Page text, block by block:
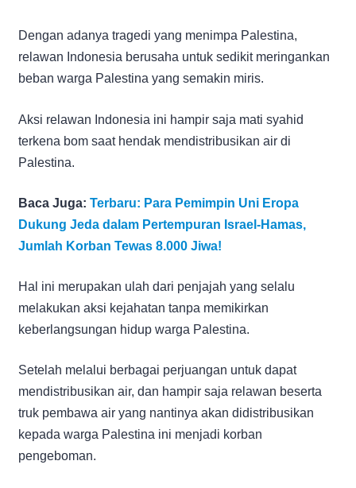
Dengan adanya tragedi yang menimpa Palestina,
relawan Indonesia berusaha untuk sedikit meringankan
beban warga Palestina yang semakin miris.
Aksi relawan Indonesia ini hampir saja mati syahid
terkena bom saat hendak mendistribusikan air di
Palestina.
Baca Juga: Terbaru: Para Pemimpin Uni Eropa
Dukung Jeda dalam Pertempuran Israel-Hamas,
Jumlah Korban Tewas 8.000 Jiwa!
Hal ini merupakan ulah dari penjajah yang selalu
melakukan aksi kejahatan tanpa memikirkan
keberlangsungan hidup warga Palestina.
Setelah melalui berbagai perjuangan untuk dapat
mendistribusikan air, dan hampir saja relawan beserta
truk pembawa air yang nantinya akan didistribusikan
kepada warga Palestina ini menjadi korban
pengeboman.